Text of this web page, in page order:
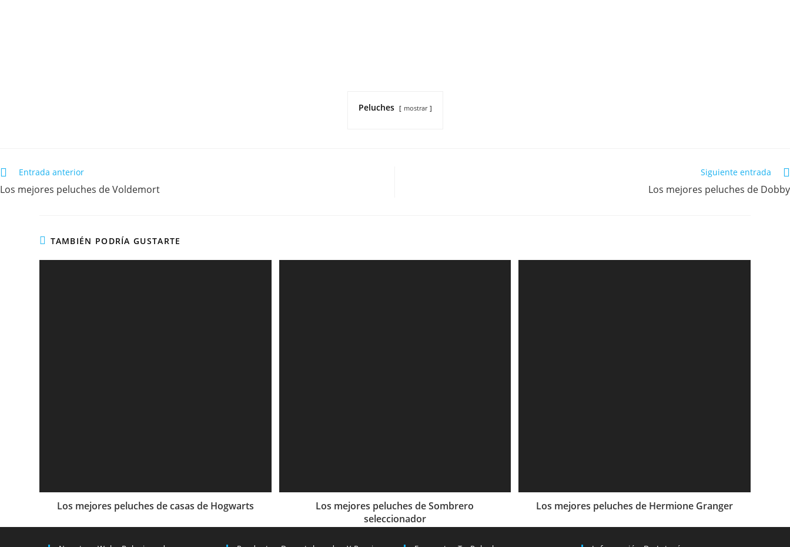
Peluches mostrar
Entrada anterior
Los mejores peluches de Voldemort
Siguiente entrada
Los mejores peluches de Dobby
TAMBIÉN PODRÍA GUSTARTE
Los mejores peluches de casas de Hogwarts
Los mejores peluches de Sombrero
seleccionador
Los mejores peluches de Hermione Granger